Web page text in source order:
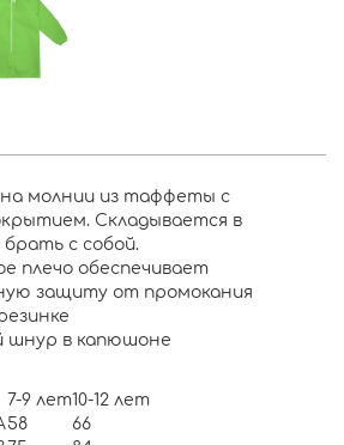
молнии из таффеты с
Складывается в
с собой.
плечо обеспечивает
защиту от промокания
шнур в капюшоне
7-9 лет10-12 лет
58
66